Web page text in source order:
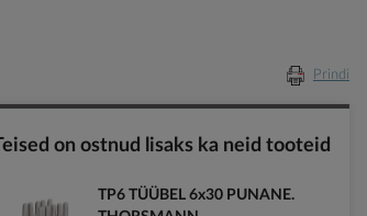
Prindi
Teised on ostnud lisaks ka neid tooteid
TP6 TÜÜBEL 6x30 PUNANE.